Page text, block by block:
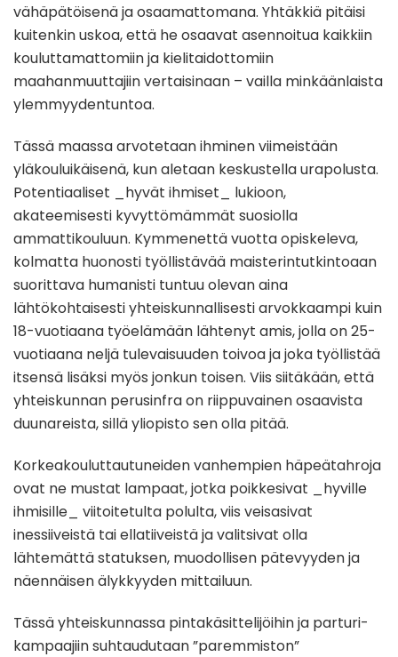
vähäpätöisenä ja osaamattomana. Yhtäkkiä pitäisi
kuitenkin uskoa, että he osaavat asennoitua kaikkiin
kouluttamattomiin ja kielitaidottomiin
maahanmuuttajiin vertaisinaan – vailla minkäänlaista
ylemmyydentuntoa.
Tässä maassa arvotetaan ihminen viimeistään
yläkouluikäisenä, kun aletaan keskustella urapolusta.
Potentiaaliset _hyvät ihmiset_ lukioon,
akateemisesti kyvyttömämmät suosiolla
ammattikouluun. Kymmenettä vuotta opiskeleva,
kolmatta huonosti työllistävää maisterintutkintoaan
suorittava humanisti tuntuu olevan aina
lähtökohtaisesti yhteiskunnallisesti arvokkaampi kuin
18-vuotiaana työelämään lähtenyt amis, jolla on 25-
vuotiaana neljä tulevaisuuden toivoa ja joka työllistää
itsensä lisäksi myös jonkun toisen. Viis siitäkään, että
yhteiskunnan perusinfra on riippuvainen osaavista
duunareista, sillä yliopisto sen olla pitää.
Korkeakouluttautuneiden vanhempien häpeätahroja
ovat ne mustat lampaat, jotka poikkesivat _hyville
ihmisille_ viitoitetulta polulta, viis veisasivat
inessiiveistä tai ellatiiveistä ja valitsivat olla
lähtemättä statuksen, muodollisen pätevyyden ja
näennäisen älykkyyden mittailuun.
Tässä yhteiskunnassa pintakäsittelijöihin ja parturi-
kampaajiin suhtaudutaan ”paremmiston”